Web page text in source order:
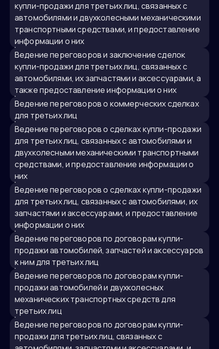
купли-продажи для третьих лиц, связанных с
автомобилями и двухколесными механическими
транспортными средствами, и предоставление
информации о них
ведение переговоров и заключение сделок
купли-продажи для третьих лиц, связанных с
автомобилями, их запчастями и аксессуарами, а
также предоставление информации о них
ведение переговоров о коммерческих сделках
для третьих лиц
ведение переговоров о сделках купли-продажи
для третьих лиц, связанных с автомобилями и
двухколесными механическими транспортными
средствами, и предоставление информации о
них
ведение переговоров о сделках купли-продажи
для третьих лиц, связанных с автомобилями, их
запчастями и аксессуарами, и предоставление
информации о них
ведение переговоров по договорам купли-
продажи автомобилей, запчастей и аксессуаров
к ним для третьих лиц
ведение переговоров по договорам купли-
продажи автомобилей и двухколесных
механических транспортных средств для
третьих лиц
ведение переговоров по договорам купли-
продажи для третьих лиц, связанных с